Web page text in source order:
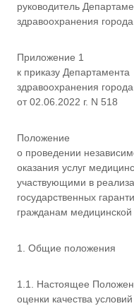
е
н
о
р
о
о
с
ы
руководитель
здравоохранения
Приложение 1
к приказу Департамента
здравоохранения
от 02.06.2022 г. N 518
Положение
о проведении
оказания услуг
участвующими в
государственных
гражданам
1. Общие положения
1.1. Настоящее
оценки качества